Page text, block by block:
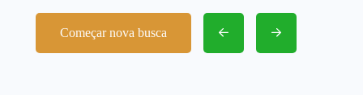
Começar nova busca